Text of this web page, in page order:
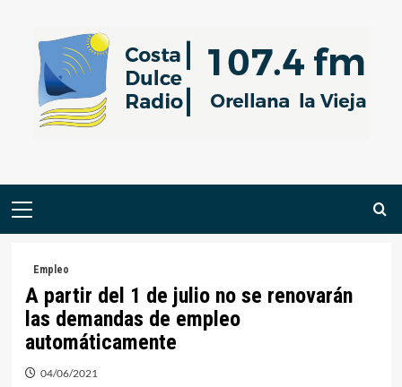
contenido
Menú
Empleo
A partir del 1 de julio no se renovarán
las demandas de empleo
automáticamente
04/06/2021